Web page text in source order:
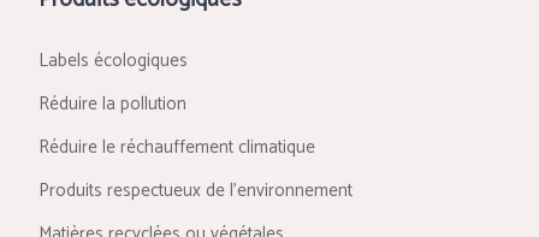
Labels écologiques
Réduire la pollution
Réduire le réchauffement climatique
Produits respectueux de l’environnement